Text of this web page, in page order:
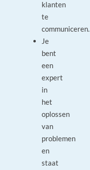
klanten
te
communiceren.
Je
bent
een
expert
in
het
oplossen
van
problemen
en
staat